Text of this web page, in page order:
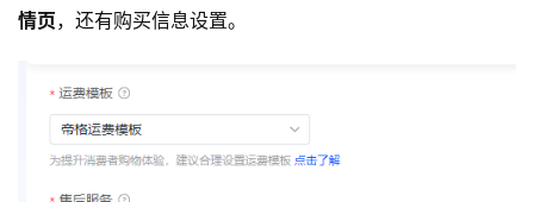
情页，还有购买信息设置。